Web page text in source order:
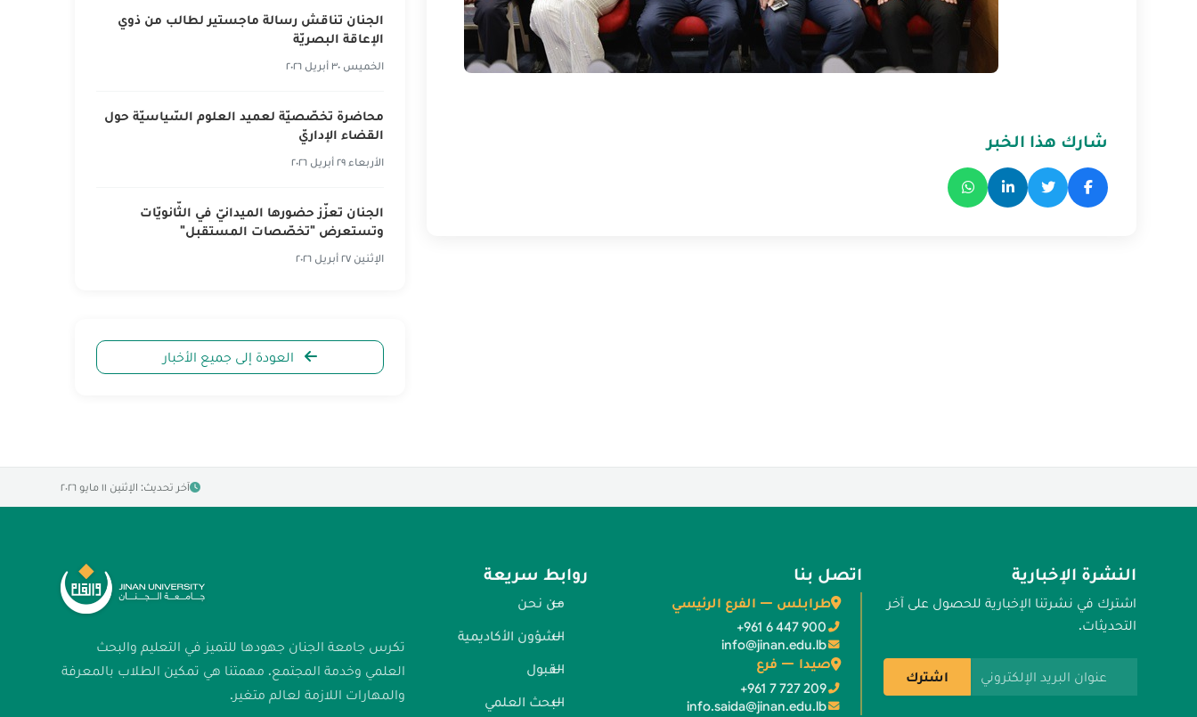
شارك هذا الخبر
الجنان تناقش رسالة ماجستير لطالب من ذوي
الإعاقة البصريّة
الخميس ٣٠ أبريل ٢٠٢٦
محاضرة تخصّصيّة لعميد العلوم السّياسيّة حول
القضاء الإداريّ
الأربعاء ٢٩ أبريل ٢٠٢٦
الجنان تعزّز حضورها الميدانيّ في الثّانويّات
وتستعرض "تخصّصات المستقبل"
الإثنين ٢٧ أبريل ٢٠٢٦
العودة إلى جميع الأخبار
آخر تحديث: الإثنين ١١ مايو ٢٠٢٦
تكرس جامعة الجنان جهودها للتميز في التعليم والبحث
العلمي وخدمة المجتمع. مهمتنا هي تمكين الطلاب بالمعرفة
والمهارات اللازمة لعالم متغير.
روابط سريعة
من نحن
الشؤون الأكاديمية
القبول
البحث العلمي
اتصل بنا
طرابلس — الفرع الرئيسي
+961 6 447 900
info@jinan.edu.lb
صيدا — فرع
+961 7 727 209
info.saida@jinan.edu.lb
النشرة الإخبارية
اشترك في نشرتنا الإخبارية للحصول على آخر
التحديثات.
عنوان البريد الإلكتروني اشترك